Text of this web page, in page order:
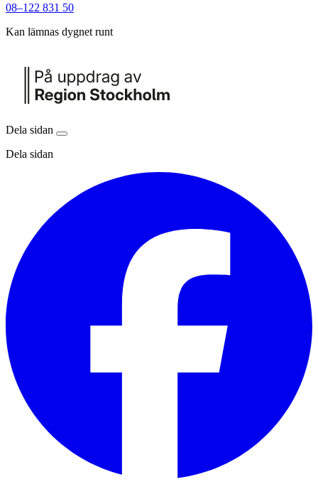
08–122 831 50
Kan lämnas dygnet runt
Dela sidan
Dela sidan